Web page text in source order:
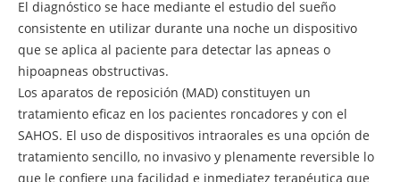
El diagnóstico se hace mediante el estudio del sueño
consistente en utilizar durante una noche un dispositivo
que se aplica al paciente para detectar las apneas o
hipoapneas obstructivas.
Los aparatos de reposición (MAD) constituyen un
tratamiento eficaz en los pacientes roncadores y con el
SAHOS. El uso de dispositivos intraorales es una opción de
tratamiento sencillo, no invasivo y plenamente reversible lo
que le confiere una facilidad e inmediatez terapéutica que